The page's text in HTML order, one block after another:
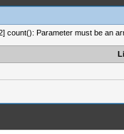
count(): Parameter must be an